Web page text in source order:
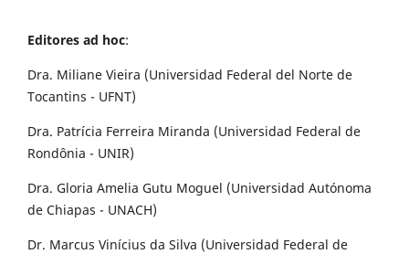
Editores ad hoc:
Dra. Miliane Vieira (Universidad Federal del Norte de
Tocantins - UFNT)
Dra. Patrícia Ferreira Miranda (Universidad Federal de
Rondônia - UNIR)
Dra. Gloria Amelia Gutu Moguel (Universidad Autónoma
de Chiapas - UNACH)
Dr. Marcus Vinícius da Silva (Universidad Federal de